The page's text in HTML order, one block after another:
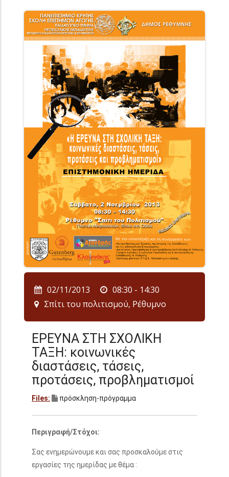
02/11/2013
08:30 - 14:30
Σπίτι του πολιτισμού, Ρέθυμνο
ΕΡΕΥΝΑ ΣΤΗ ΣΧΟΛΙΚΗ
ΤΑΞΗ: κοινωνικές
διαστάσεις, τάσεις,
προτάσεις, προβληματισμοί
Files: πρόσκληση-πρόγραμμα
Περιγραφή/Στόχοι:
Σας ενημερώνουμε και σας προσκαλούμε στις
εργασίες της ημερίδας με θέμα :